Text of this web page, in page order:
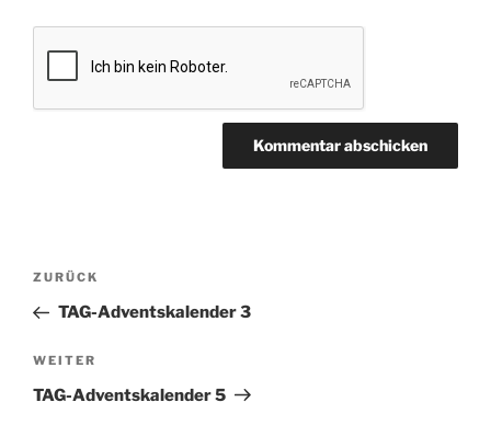
Beitragsnavigation
Vorheriger
Beitrag
ZURÜCK
TAG-Adventskalender 3
Nächster
Beitrag
WEITER
TAG-Adventskalender 5